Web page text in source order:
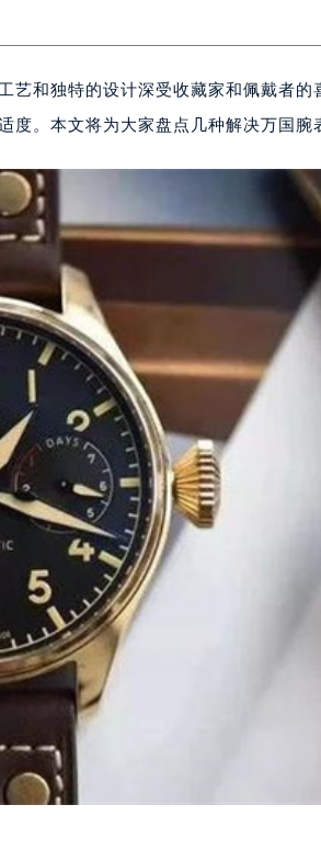
艺和独特的设计深受收藏家和佩戴者
。本文将为大家盘点几种解决万国腕